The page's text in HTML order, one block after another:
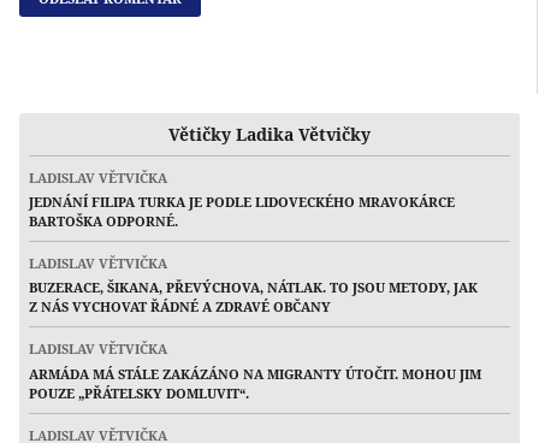
Větičky Ladika Větvičky
LADISLAV VĚTVIČKA
JEDNÁNÍ FILIPA TURKA JE PODLE LIDOVECKÉHO MRAVOKÁRCE
BARTOŠKA ODPORNÉ.
LADISLAV VĚTVIČKA
BUZERACE, ŠIKANA, PŘEVÝCHOVA, NÁTLAK. TO JSOU METODY, JAK
Z NÁS VYCHOVAT ŘÁDNÉ A ZDRAVÉ OBČANY
LADISLAV VĚTVIČKA
ARMÁDA MÁ STÁLE ZAKÁZÁNO NA MIGRANTY ÚTOČIT. MOHOU JIM
POUZE „PŘÁTELSKY DOMLUVIT“.
LADISLAV VĚTVIČKA